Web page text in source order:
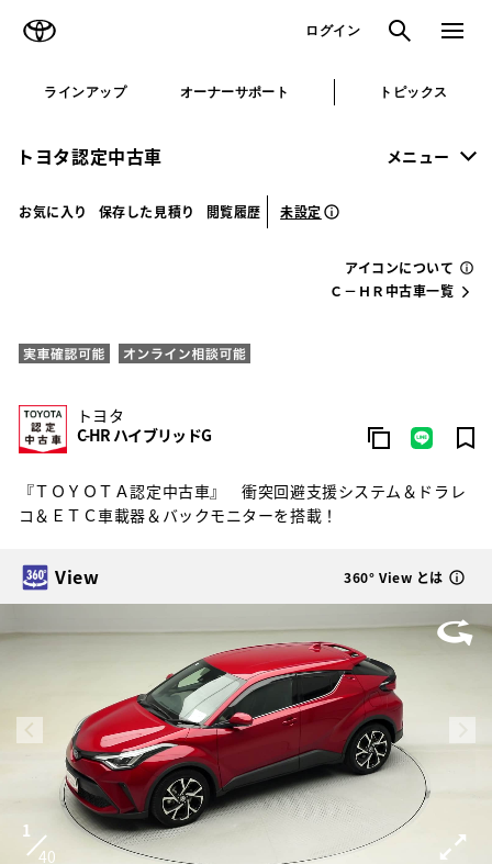
ログイン 検索 メニュ
ラインアップ オーナーサポート トピックス
トヨタ認定中古車 メニュー
お気に入り 保存した見積り 閲覧履歴 未設定
アイコンについて
Ｃ－ＨＲ中古車一覧
トヨタ
C-HR ハイブリッドG
『ＴＯＹＯＴＡ認定中古車』 衝突回避支援システム＆ドラレ
コ＆ＥＴＣ車載器＆バックモニターを搭載！
View 360° View とは
1
40